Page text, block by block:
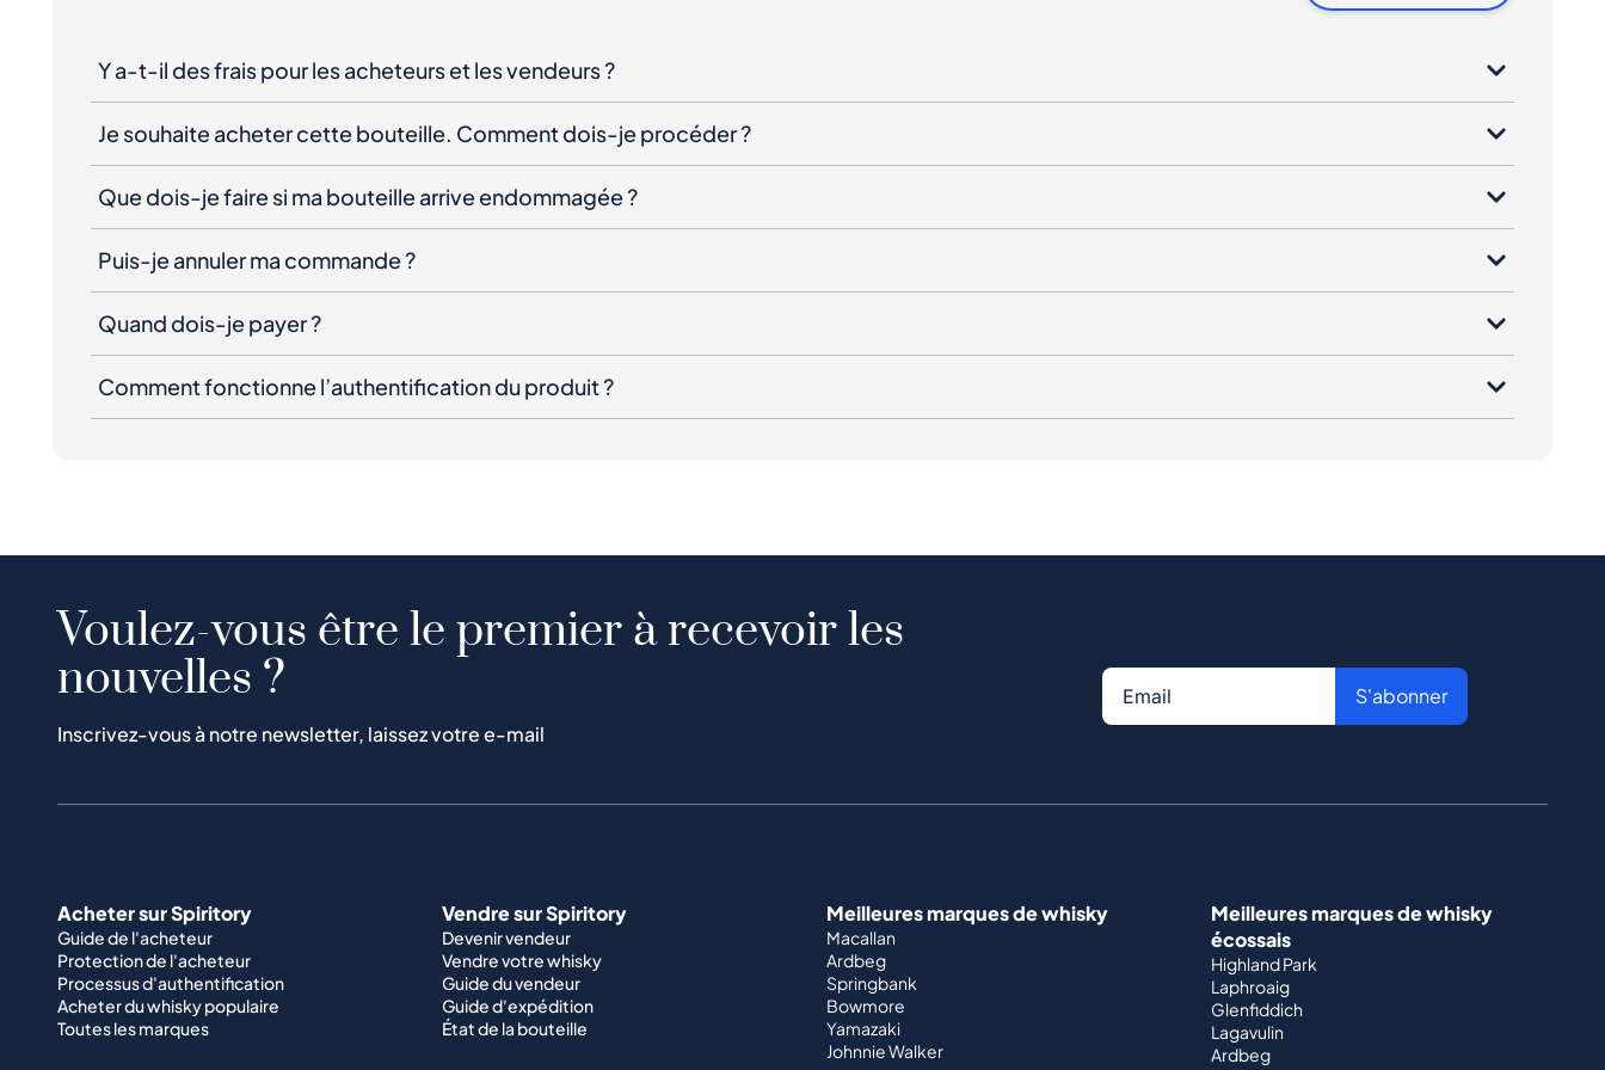
Y a-t-il des frais pour les acheteurs et les vendeurs ?
Je souhaite acheter cette bouteille. Comment dois-je procéder ?
Que dois-je faire si ma bouteille arrive endommagée ?
Puis-je annuler ma commande ?
Quand dois-je payer ?
Comment fonctionne l’authentification du produit ?
Voulez-vous être le premier à recevoir les
nouvelles ?
Inscrivez-vous à notre newsletter, laissez votre e-mail
S'abonner
Acheter sur Spiritory
Guide de l'acheteur
Protection de l'acheteur
Processus d'authentification
Acheter du whisky populaire
Toutes les marques
Vendre sur Spiritory
Devenir vendeur
Vendre votre whisky
Guide du vendeur
Guide d'expédition
État de la bouteille
Meilleures marques de whisky
Macallan
Ardbeg
Springbank
Bowmore
Yamazaki
Johnnie Walker
Meilleures marques de whisky
écossais
Highland Park
Laphroaig
Glenfiddich
Lagavulin
Ardbeg